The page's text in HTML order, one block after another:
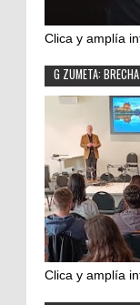
Clica y amplía
G ZUMETA:
Clica y amplía